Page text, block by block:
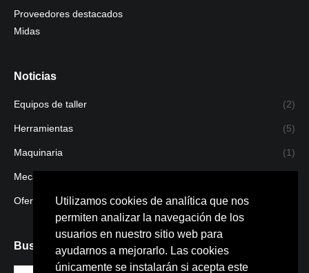
Utilizamos cookies de analítica que nos
permiten analizar la navegación de los
usuarios en nuestro sitio web para
ayudarnos a mejorarlo. Las cookies
únicamente se instalarán si acepta este
Proveedores destacados
Midas
Noticias
Equipos de taller (2)
Herramientas (5)
Maquinaria (1)
Mecanizado
Ofertas
Buscar